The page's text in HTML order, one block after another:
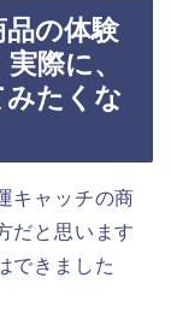
品の体験
際に、
たくな
キャッチの商
だと思います
できました